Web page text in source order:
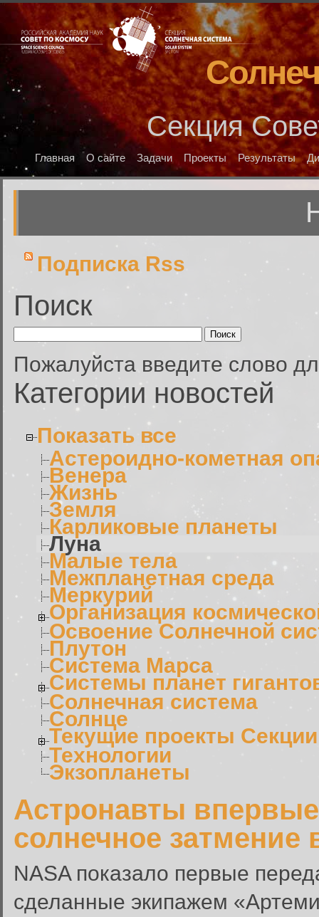
Секция
Главная О сайте Задачи Проекты Результаты
Подписка Rss
Поиск
Пожалуйста введите слово
Категории новостей
Показать все
Астероидно-кометная
Венера
Жизнь
Земля
Карликовые планеты
Луна
Малые тела
Межпланетная среда
Меркурий
Организация
Освоение Солнечной
Плутон
Система Марса
Системы планет
Солнечная система
Солнце
Текущие проекты Секции
Технологии
Экзопланеты
Астронавты
солнечное
NASA показало первые
сделанные экипажем